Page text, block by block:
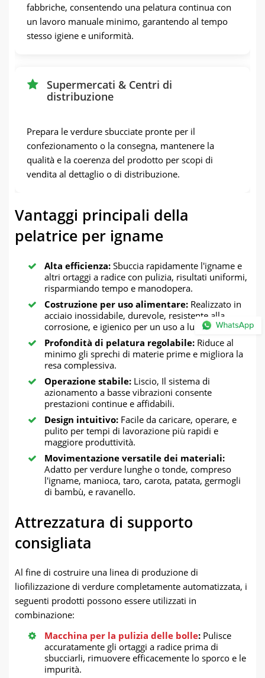
fabbriche, consentendo una pelatura continua con
un lavoro manuale minimo, garantendo al tempo
stesso igiene e uniformità.
Supermercati & Centri di
distribuzione
Prepara le verdure sbucciate pronte per il
confezionamento o la consegna, mantenere la
qualità e la coerenza del prodotto per scopi di
vendita al dettaglio o di distribuzione.
Vantaggi principali della
pelatrice per igname
Alta efficienza: Sbuccia rapidamente l'igname e
altri ortaggi a radice con pulizia, risultati uniformi,
risparmiando tempo e manodopera.
Costruzione per uso alimentare: Realizzato in
acciaio inossidabile, durevole, resistente alla
corrosione, e igienico per un uso a lungo termine.
Profondità di pelatura regolabile: Riduce al
minimo gli sprechi di materie prime e migliora la
resa complessiva.
Operazione stabile: Liscio, Il sistema di
azionamento a basse vibrazioni consente
prestazioni continue e affidabili.
Design intuitivo: Facile da caricare, operare, e
pulito per tempi di lavorazione più rapidi e
maggiore produttività.
Movimentazione versatile dei materiali:
Adatto per verdure lunghe o tonde, compreso
l'igname, manioca, taro, carota, patata, germogli
di bambù, e ravanello.
Attrezzatura di supporto
consigliata
Al fine di costruire una linea di produzione di
liofilizzazione di verdure completamente automatizzata, i
seguenti prodotti possono essere utilizzati in
combinazione:
Macchina per la pulizia delle bolle: Pulisce
accuratamente gli ortaggi a radice prima di
sbucciarli, rimuovere efficacemente lo sporco e le
impurità.